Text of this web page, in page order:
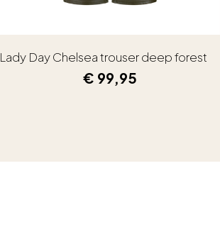
Lady Day Chelsea trouser deep forest
€ 99,95